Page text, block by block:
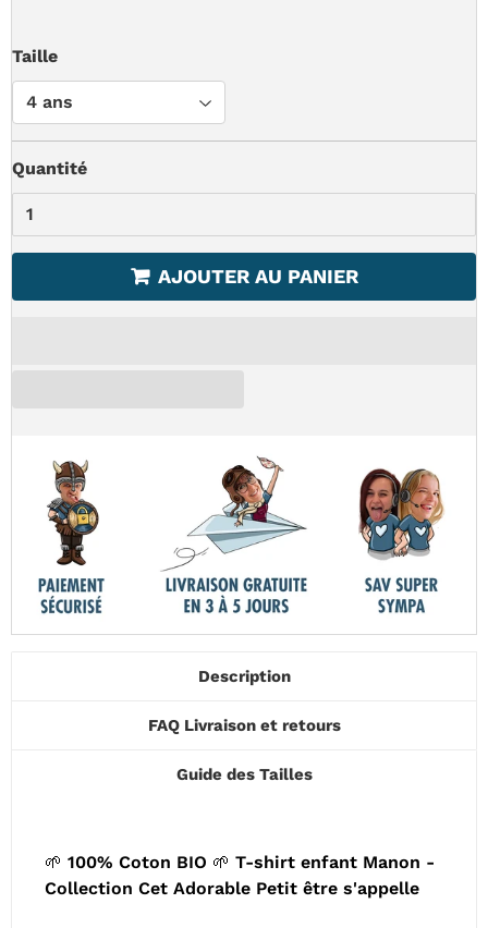
Taille
Quantité
AJOUTER AU PANIER
Description
FAQ Livraison et retours
Guide des Tailles
🌱 100% Coton BIO 🌱 T-shirt enfant Manon -
Collection Cet Adorable Petit être s'appelle